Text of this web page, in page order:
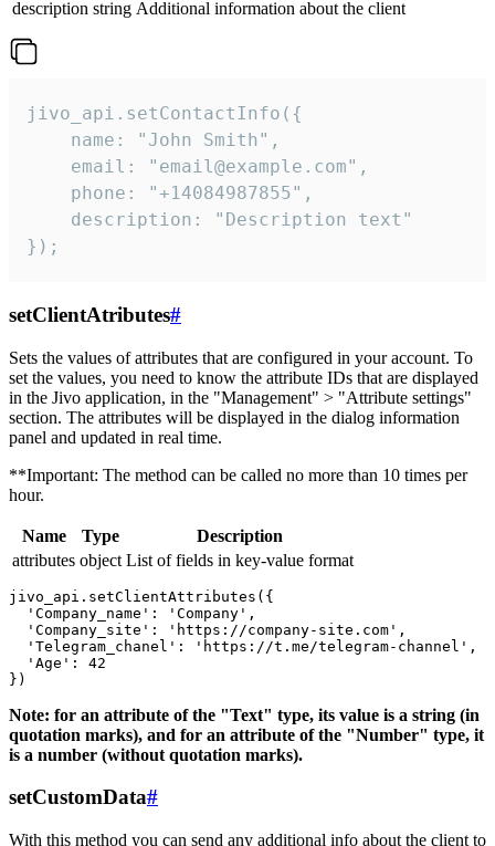
description string Additional information about the client
jivo_api.setContactInfo({
    name: "John Smith",
    email: "email@example.com",
    phone: "+14084987855",
    description: "Description text"
});
setClientAtributes#
Sets the values ​​of attributes that are configured in your account. To
set the values, you need to know the attribute IDs that are displayed
in the Jivo application, in the "Management" > "Attribute settings"
section. The attributes will be displayed in the dialog information
panel and updated in real time.
**Important: The method can be called no more than 10 times per
hour.
Name Type
Description
attributes object List of fields in key-value format
jivo_api.setClientAttributes({
  'Company_name': 'Company',
  'Company_site': 'https://company-site.com',
  'Telegram_chanel': 'https://t.me/telegram-channel',
  'Age': 42
Note: for an attribute of the "Text" type, its value is a string (in
quotation marks), and for an attribute of the "Number" type, it
is a number (without quotation marks).
setCustomData#
With this method you can send any additional info about the client to